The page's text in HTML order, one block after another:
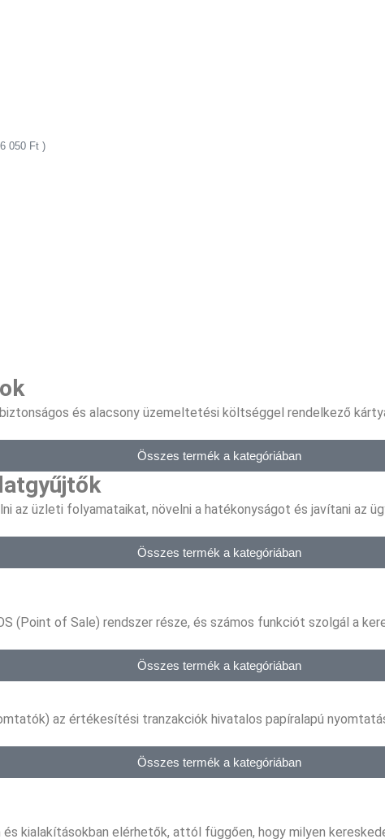
050 Ft )
és alacsony üzemeltetési költséggel rendelkező
Összes termék a kategóriában
az üzleti folyamataikat, növelni a hatékonyságot és javítani az
Összes termék a kategóriában
(Point of Sale) rendszer része, és számos funkciót szolgál a
Összes termék a kategóriában
az értékesítési tranzakciók hivatalos papíralapú
Összes termék a kategóriában
kialakításokban elérhetők, attól függően, hogy milyen